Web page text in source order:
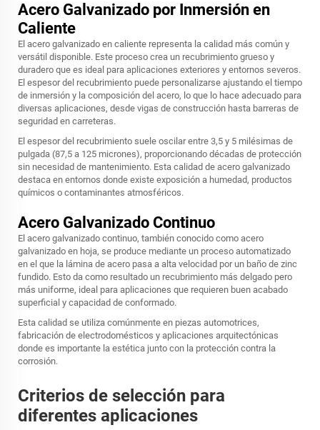
Acero Galvanizado por Inmersión en
Caliente
El acero galvanizado en caliente representa la calidad más común y
versátil disponible. Este proceso crea un recubrimiento grueso y
duradero que es ideal para aplicaciones exteriores y entornos severos.
El espesor del recubrimiento puede personalizarse ajustando el tiempo
de inmersión y la composición del acero, lo que lo hace adecuado para
diversas aplicaciones, desde vigas de construcción hasta barreras de
seguridad en carreteras.
El espesor del recubrimiento suele oscilar entre 3,5 y 5 milésimas de
pulgada (87,5 a 125 micrones), proporcionando décadas de protección
sin necesidad de mantenimiento. Esta calidad de acero galvanizado
destaca en entornos donde existe exposición a humedad, productos
químicos o contaminantes atmosféricos.
Acero Galvanizado Continuo
El acero galvanizado continuo, también conocido como acero
galvanizado en hoja, se produce mediante un proceso automatizado
en el que la lámina de acero pasa a alta velocidad por un baño de zinc
fundido. Esto da como resultado un recubrimiento más delgado pero
más uniforme, ideal para aplicaciones que requieren buen acabado
superficial y capacidad de conformado.
Esta calidad se utiliza comúnmente en piezas automotrices,
fabricación de electrodomésticos y aplicaciones arquitectónicas
donde es importante la estética junto con la protección contra la
corrosión.
Criterios de selección para
diferentes aplicaciones